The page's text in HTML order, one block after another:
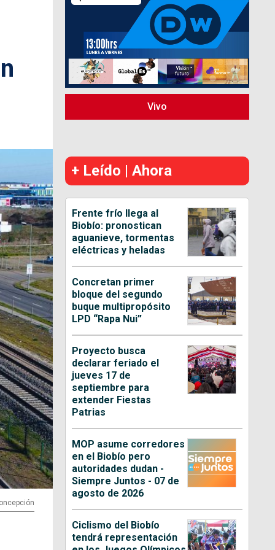
Vivo
+ Leído | Ahora
Frente frío llega al
Biobío: pronostican
aguanieve, tormentas
eléctricas y heladas
Concretan primer
bloque del segundo
buque multipropósito
LPD “Rapa Nui”
Proyecto busca
declarar feriado el
jueves 17 de
septiembre para
extender Fiestas
Patrias
MOP asume corredores
en el Biobío pero
autoridades dudan -
Siempre Juntos - 07 de
agosto de 2026
Ciclismo del Biobío
tendrá representación